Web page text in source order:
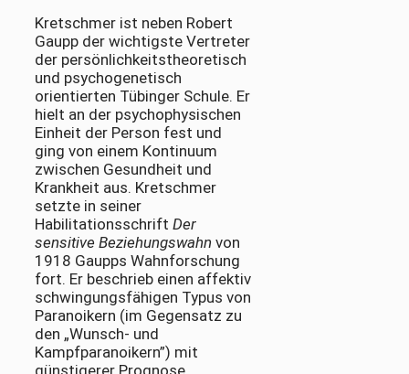
Kretschmer ist neben Robert
Gaupp der wichtigste Vertreter
der persönlichkeitstheoretisch
und psychogenetisch
orientierten Tübinger Schule. Er
hielt an der psychophysischen
Einheit der Person fest und
ging von einem Kontinuum
zwischen Gesundheit und
Krankheit aus. Kretschmer
setzte in seiner
Habilitationsschrift Der
sensitive Beziehungswahn von
1918 Gaupps Wahnforschung
fort. Er beschrieb einen affektiv
schwingungsfähigen Typus von
Paranoikern (im Gegensatz zu
den „Wunsch- und
Kampfparanoikern”) mit